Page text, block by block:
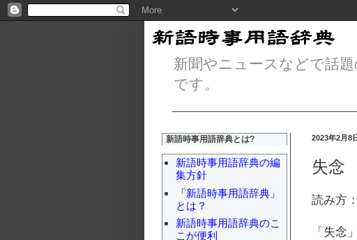
新聞やニュースなどで話
です。
2023年2月8
失念
読み方
「失念
新語時事用語辞典とは?
新語時事用語辞典の編
集方針
「新語時事用語辞典」
とは？
新語時事用語辞典のこ
こが便利